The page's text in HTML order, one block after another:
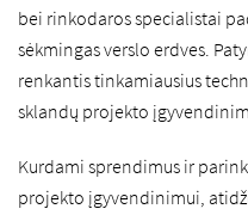
bei rinkodaros specialistai
sėkmingas verslo erdves.
renkantis tinkamiausius
sklandų projekto
Kurdami sprendimus ir
projekto įgyvendinimui,